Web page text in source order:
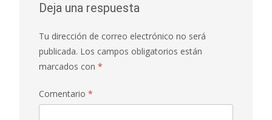
Deja una respuesta
Tu dirección de correo electrónico no será
publicada. Los campos obligatorios están
marcados con *
Comentario *